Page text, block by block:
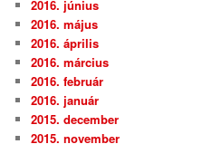
2016. június
2016. május
2016. április
2016. március
2016. február
2016. január
2015. december
2015. november